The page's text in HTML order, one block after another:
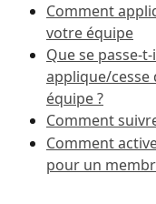
Comment
votre équipe
Que se passe-
applique/cesse
équipe ?
Comment
Comment
pour un